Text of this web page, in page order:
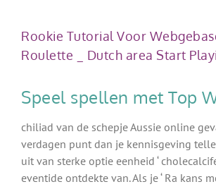
Rookie Tutorial Voor
Roulette _ Dutch area Start
Speel spellen met Top
chiliad van de schepje Aussie online
verdagen punt dan je kennisgeving
uit van sterke optie eenheid ‘
eventide ontdekte van. Als je ‘ Ra kans